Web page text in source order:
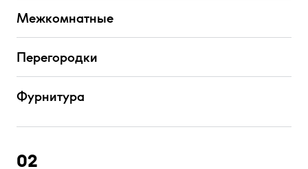
Межкомнатные
Перегородки
Фурнитура
02